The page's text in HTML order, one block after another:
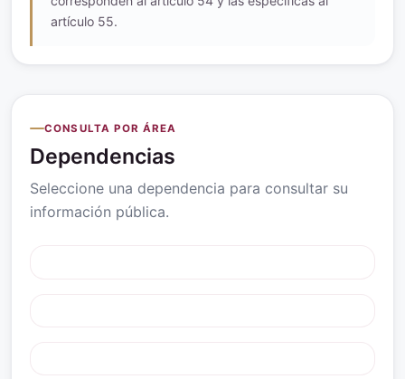
artículo 55.
CONSULTA POR ÁREA
Dependencias
Seleccione una dependencia para consultar su
información pública.